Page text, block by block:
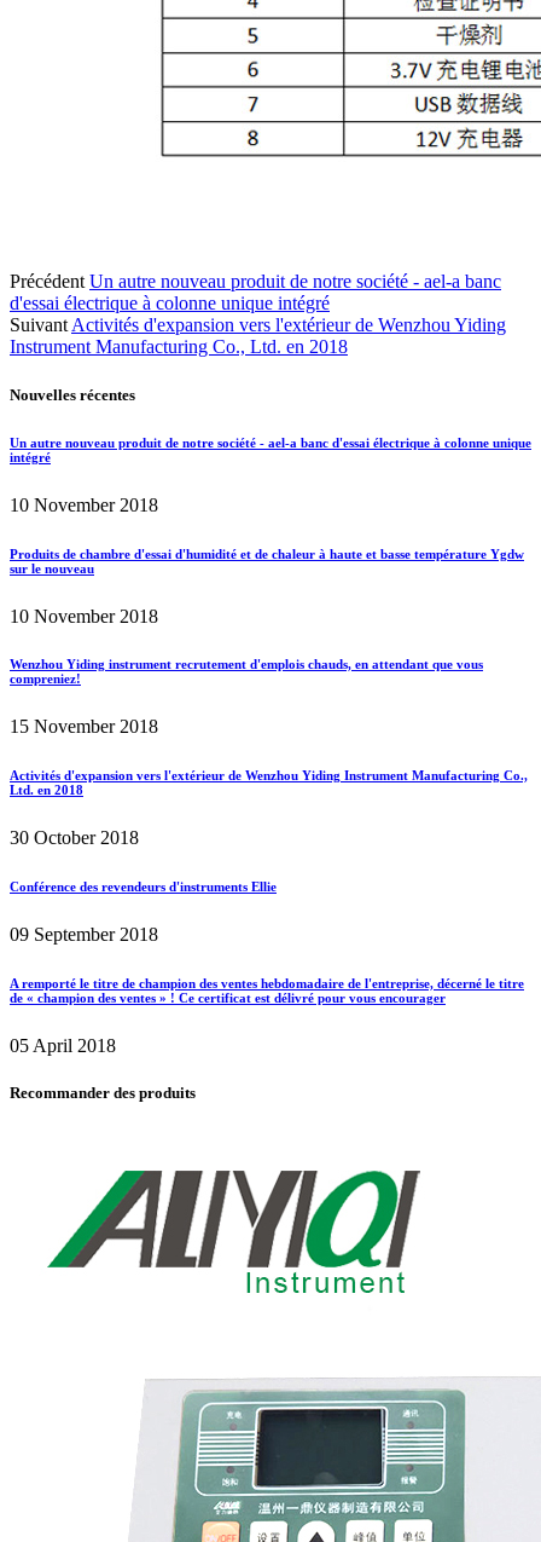
Précédent Un autre nouveau produit de notre société - ael-a banc
d'essai électrique à colonne unique intégré
SuivantActivités d'expansion vers l'extérieur de Wenzhou Yiding
Instrument Manufacturing Co., Ltd. en 2018
Nouvelles récentes
Un autre nouveau produit de notre société - ael-a banc d'essai électrique à colonne unique
intégré
10 November 2018
Produits de chambre d'essai d'humidité et de chaleur à haute et basse température Ygdw
sur le nouveau
10 November 2018
Wenzhou Yiding instrument recrutement d'emplois chauds, en attendant que vous
compreniez!
15 November 2018
Activités d'expansion vers l'extérieur de Wenzhou Yiding Instrument Manufacturing Co.,
Ltd. en 2018
30 October 2018
Conférence des revendeurs d'instruments Ellie
09 September 2018
A remporté le titre de champion des ventes hebdomadaire de l'entreprise, décerné le titre
de « champion des ventes » ! Ce certificat est délivré pour vous encourager
05 April 2018
Recommander des produits